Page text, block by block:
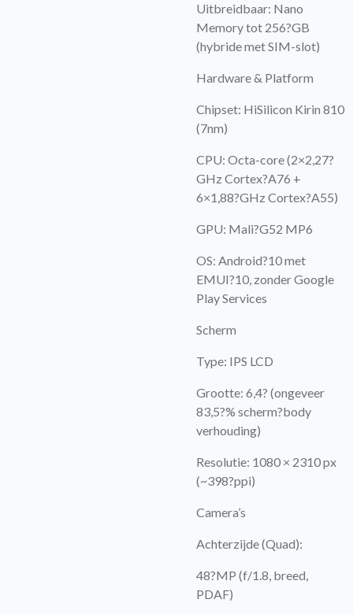
Uitbreidbaar: Nano
Memory tot 256?GB
(hybride met SIM-slot)
Hardware & Platform
Chipset: HiSilicon Kirin 810
(7nm)
CPU: Octa-core (2×2,27?
GHz Cortex?A76 +
6×1,88?GHz Cortex?A55)
GPU: Mali?G52 MP6
OS: Android?10 met
EMUI?10, zonder Google
Play Services
Scherm
Type: IPS LCD
Grootte: 6,4? (ongeveer
83,5?% scherm?body
verhouding)
Resolutie: 1080 × 2310 px
(~398?ppi)
Camera’s
Achterzijde (Quad):
48?MP (f/1.8, breed,
PDAF)